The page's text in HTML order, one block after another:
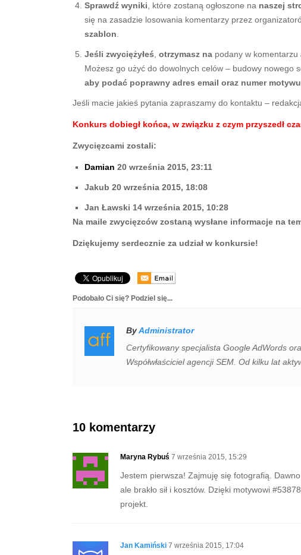
Sprawdź wyniki , które zostaną ogłoszone na naszej
się na zasadzie losowania komentarzy przez
szablon
Jeśli zwyciężyłeś otrzymasz na podany w komentarzu
Możesz go użyć do dowolnych celów – budowy nowego
aby podać poprawny adres email oraz numer
Jeśli macie jakieś pytania zapraszamy do kontaktu –
Konkurs dobiegł końca, w związku z czym przyszedł
Zwycięzcami zostali:
Damian 20 września 2015, 23:11
Jakub 20 września 2015, 18:08
Jan Ławski 14 września 2015, 10:28
Na maile zwycięzców zostaną wysłane informacje na
Dziękujemy serdecznie za udział w konkursie!
Podobało Ci się? Podziel się...
ByAdministrator
Certyfikowany specjalista Google AdWords
Współwłaściciel agencji SEM. Od kilku lat
10 komentarzy
Maryna Rybuś 7 września 2015, 15:29
Jestem pierwsza! Zajmuję się fotografią.
ale brakło sił i kosztów. Dzięki motywowi
projekt.
Jan Kamiński 7 września 2015, 17:04